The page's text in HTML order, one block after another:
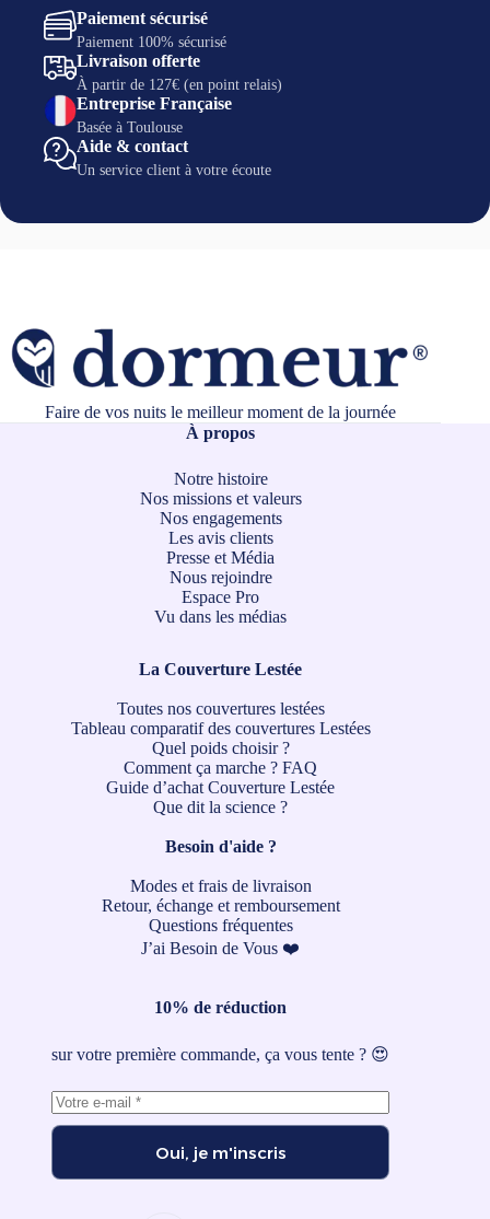
Paiement sécurisé
Paiement 100% sécurisé
Livraison offerte
À partir de 127€ (en point relais)
Entreprise Française
Basée à Toulouse
Aide & contact
Un service client à votre écoute
Faire de vos nuits le meilleur moment de la journée
À propos
Notre histoire
Nos missions et valeurs
Nos engagements
Les avis clients
Presse et Média
Nous rejoindre
Espace Pro
Vu dans les médias
La Couverture Lestée
Toutes nos couvertures lestées
Tableau comparatif des couvertures Lestées
Quel poids choisir ?
Comment ça marche ? FAQ
Guide d’achat Couverture Lestée
Que dit la science ?
Besoin d'aide ?
Modes et frais de livraison
Retour, échange et remboursement
Questions fréquentes
J’ai Besoin de Vous ❤️
10% de réduction
sur votre première commande, ça vous tente ? 😍
Oui, je m'inscris